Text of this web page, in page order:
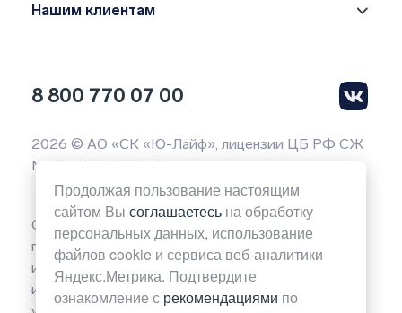
Нашим клиентам
8 800 770 07 00
2026 © АО «СК «Ю-Лайф», лицензии ЦБ РФ СЖ
№ 4014, СЛ № 4014
Обращаем ваше внимание на то, что вся
представленная на данной странице сайта
информация носит исключительно
информационный характер и ни при каких
Продолжая пользование настоящим
сайтом Вы соглашаетесь на обработку
персональных данных, использование
файлов cookie и сервиса веб-аналитики
Яндекс.Метрика. Подтвердите
ознакомление с рекомендациями по